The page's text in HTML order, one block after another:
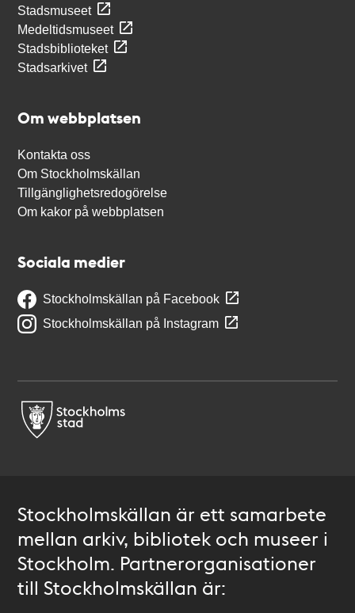
Stadsmuseet
Medeltidsmuseet
Stadsbiblioteket
Stadsarkivet
Om webbplatsen
Kontakta oss
Om Stockholmskällan
Tillgänglighetsredogörelse
Om kakor på webbplatsen
Sociala medier
Stockholmskällan på Facebook
Stockholmskällan på Instagram
Stockholmskällan är ett samarbete
mellan arkiv, bibliotek och museer i
Stockholm. Partnerorganisationer
till Stockholmskällan är: